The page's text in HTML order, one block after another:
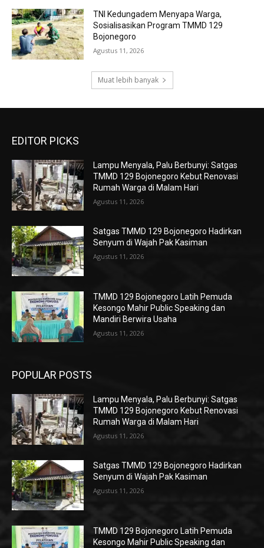
TNI Kedungadem Menyapa Warga,
Sosialisasikan Program TMMD 129
Bojonegoro
Agustus 11, 2026
Muat lebih banyak
EDITOR PICKS
Lampu Menyala, Palu Berbunyi: Satgas
TMMD 129 Bojonegoro Kebut Renovasi
Rumah Warga di Malam Hari
Agustus 11, 2026
Satgas TMMD 129 Bojonegoro Hadirkan
Senyum di Wajah Pak Kasiman
Agustus 11, 2026
TMMD 129 Bojonegoro Latih Pemuda
Kesongo Mahir Public Speaking dan
Mandiri Berwira Usaha
Agustus 11, 2026
POPULAR POSTS
Lampu Menyala, Palu Berbunyi: Satgas
TMMD 129 Bojonegoro Kebut Renovasi
Rumah Warga di Malam Hari
Agustus 11, 2026
Satgas TMMD 129 Bojonegoro Hadirkan
Senyum di Wajah Pak Kasiman
Agustus 11, 2026
TMMD 129 Bojonegoro Latih Pemuda
Kesongo Mahir Public Speaking dan